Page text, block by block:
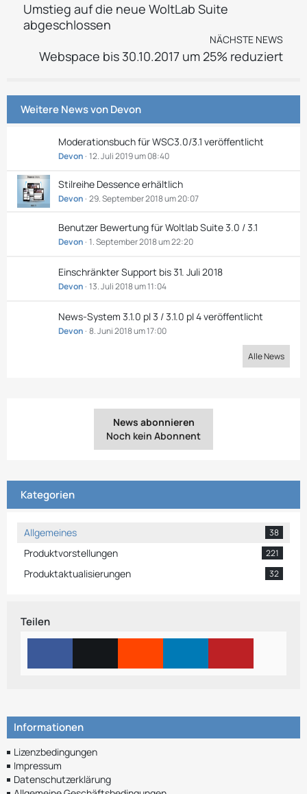
Umstieg auf die neue WoltLab Suite
abgeschlossen
NÄCHSTE NEWS
Webspace bis 30.10.2017 um 25% reduziert
Weitere News vonDevon
Moderationsbuch für WSC3.0/3.1 veröffentlicht
Devon 12. Juli 2019 um 08:40
Stilreihe Dessence erhältlich
Devon 29. September 2018 um 20:07
Benutzer Bewertung für Woltlab Suite 3.0 / 3.1
Devon 1. September 2018 um 22:20
Einschränkter Support bis 31. Juli 2018
Devon 13. Juli 2018 um 11:04
News-System 3.1.0 pl 3 / 3.1.0 pl 4 veröffentlicht
Devon 8. Juni 2018 um 17:00
Alle News
News abonnieren
Noch kein Abonnent
Kategorien
Allgemeines 38
Produktvorstellungen 221
Produktaktualisierungen 32
Teilen
Informationen
Lizenzbedingungen
Impressum
Datenschutzerklärung